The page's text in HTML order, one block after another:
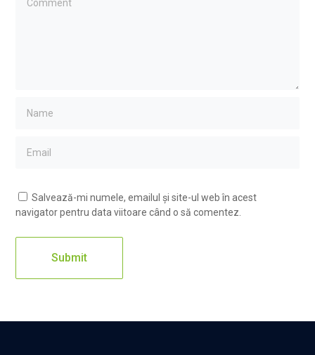
Salvează-mi numele, emailul și site-ul web în acest
navigator pentru data viitoare când o să comentez.